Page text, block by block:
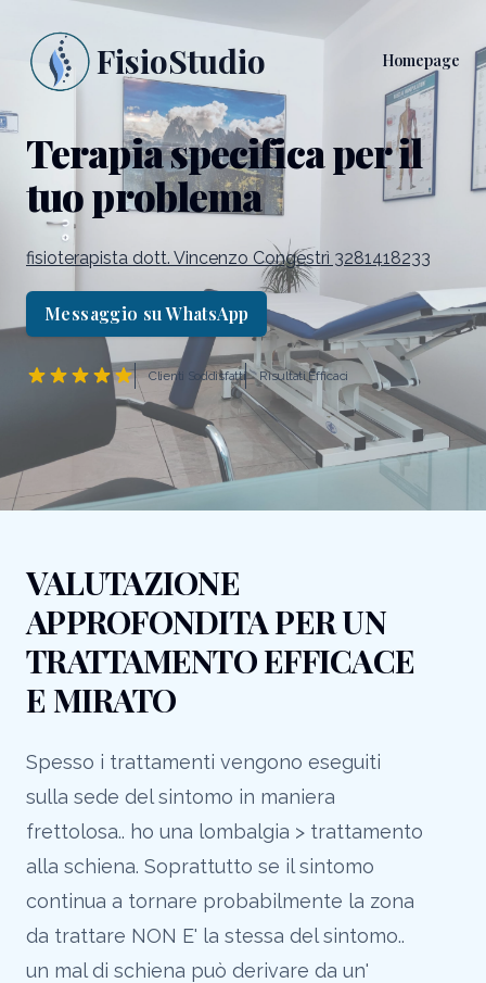
FisioStudio Homepage
Terapia specifica per il
tuo problema
fisioterapista dott. Vincenzo Congestrì 3281418233
Messaggio su WhatsApp
Clienti Soddisfatti Risultati Efficaci
VALUTAZIONE
APPROFONDITA PER UN
TRATTAMENTO EFFICACE
E MIRATO
Spesso i trattamenti vengono eseguiti
sulla sede del sintomo in maniera
frettolosa.. ho una lombalgia > trattamento
alla schiena. Soprattutto se il sintomo
continua a tornare probabilmente la zona
da trattare NON E' la stessa del sintomo..
un mal di schiena può derivare da un'